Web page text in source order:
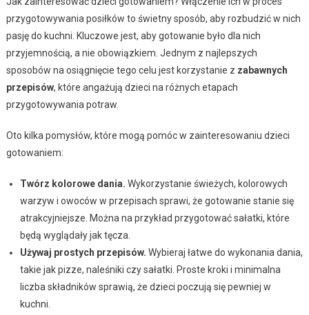
przygotowywania posiłków to świetny sposób, aby rozbudzić w nich
pasję do kuchni. Kluczowe jest, aby gotowanie było dla nich
przyjemnością, a nie obowiązkiem. Jednym z najlepszych
sposobów na osiągnięcie tego celu jest korzystanie z zabawnych
przepisów, które angażują dzieci na różnych etapach
przygotowywania potraw.
Oto kilka pomysłów, które mogą pomóc w zainteresowaniu dzieci
gotowaniem:
Twórz kolorowe dania. Wykorzystanie świeżych, kolorowych
warzyw i owoców w przepisach sprawi, że gotowanie stanie się
atrakcyjniejsze. Można na przykład przygotować sałatki, które
będą wyglądały jak tęcza.
Używaj prostych przepisów. Wybieraj łatwe do wykonania dania,
takie jak pizze, naleśniki czy sałatki. Proste kroki i minimalna
liczba składników sprawią, że dzieci poczują się pewniej w
kuchni.